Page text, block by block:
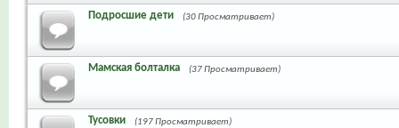
Подросшие дети (30 Просматривает)
Мамская болталка (37 Просматривает)
Тусовки (197 Просматривает)